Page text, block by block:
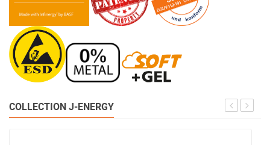
COLLECTION J-ENERGY